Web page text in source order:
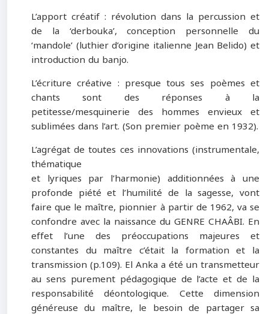
L’apport créatif : révolution dans la percussion et
de la ‘derbouka’, conception personnelle du
‘mandole’ (luthier d’origine italienne Jean Belido) et
introduction du banjo.
L’écriture créative : presque tous ses poèmes et
chants sont des réponses à la
petitesse/mesquinerie des hommes envieux et
sublimées dans l’art. (Son premier poème en 1932).
L’agrégat de toutes ces innovations (instrumentale,
thématique
et lyriques par l’harmonie) additionnées à une
profonde piété et l’humilité de la sagesse, vont
faire que le maître, pionnier à partir de 1962, va se
confondre avec la naissance du GENRE CHAÂBI. En
effet l’une des préoccupations majeures et
constantes du maître c’était la formation et la
transmission (p.109). El Anka a été un transmetteur
au sens purement pédagogique de l’acte et de la
responsabilité déontologique. Cette dimension
généreuse du maître, le besoin de partager sa